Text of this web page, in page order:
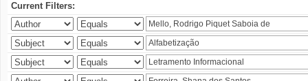
Current Filters: